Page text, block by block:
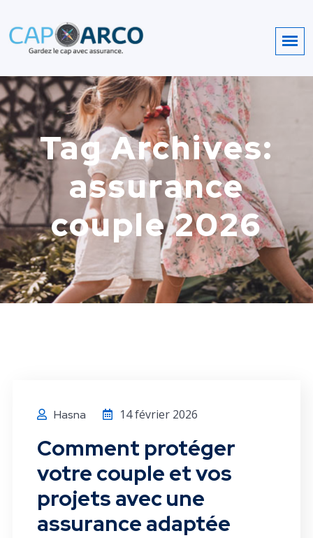
Tag Archives:
assurance
couple 2026
Hasna 14 février 2026
Comment protéger
votre couple et vos
projets avec une
assurance adaptée